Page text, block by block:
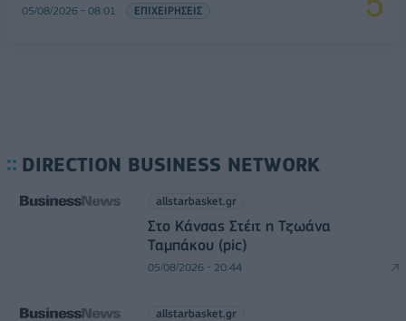
05/08/2026 - 08:01 ΕΠΙΧΕΙΡΗΣΕΙΣ
DIRECTION BUSINESS NETWORK
allstarbasket.gr
Στο Κάνσας Στέιτ η Τζωάνα
Ταμπάκου (pic)
05/08/2026 - 20:44
allstarbasket.gr